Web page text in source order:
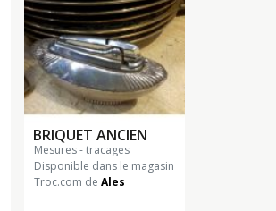
BRIQUET ANCIEN
mesures - tracages
Disponible dans le magasin
Troc.com de Ales